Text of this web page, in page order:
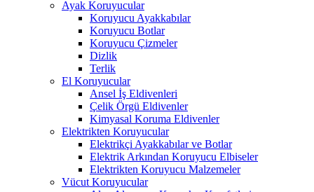
Ayak Koruyucular
Koruyucu Ayakkabılar
Koruyucu Botlar
Koruyucu Çizmeler
Dizlik
Terlik
El Koruyucular
Ansel İş Eldivenleri
Çelik Örgü Eldivenler
Kimyasal Koruma Eldivenler
Elektrikten Koruyucular
Elektrikçi Ayakkabılar ve Botlar
Elektrik Arkından Koruyucu Elbiseler
Elektrikten Koruyucu Malzemeler
Vücut Koruyucular